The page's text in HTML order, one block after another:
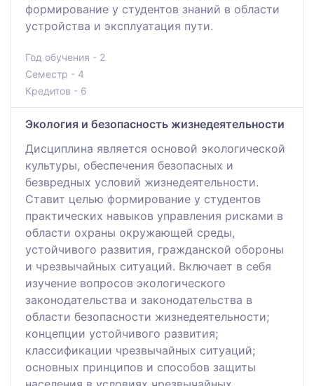
формирование у студентов знаний в области
устройства и эксплуатация пути.
Год обучения - 2
Семестр - 4
Кредитов - 6
Экология и безопасность жизнедеятельности
Дисциплина является основой экологической
культуры, обеспечения безопасных и
безвредных условий жизнедеятельности.
Ставит целью формирование у студентов
практических навыков управления рисками в
области охраны окружающей среды,
устойчивого развития, гражданской обороны
и чрезвычайных ситуаций. Включает в себя
изучение вопросов экологического
законодательства и законодательства в
области безопасности жизнедеятельности;
концепции устойчивого развития;
классификации чрезвычайных ситуаций;
основных принципов и способов защиты